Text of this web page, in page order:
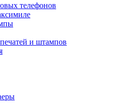
телефонов
и штампов